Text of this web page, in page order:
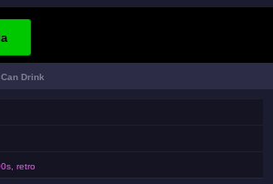
Drink
retro